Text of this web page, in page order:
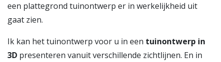
een plattegrond tuinontwerp er in werkelijkheid uit
gaat zien.
Ik kan het tuinontwerp voor u in een tuinontwerp in
3D presenteren vanuit verschillende zichtlijnen. En in